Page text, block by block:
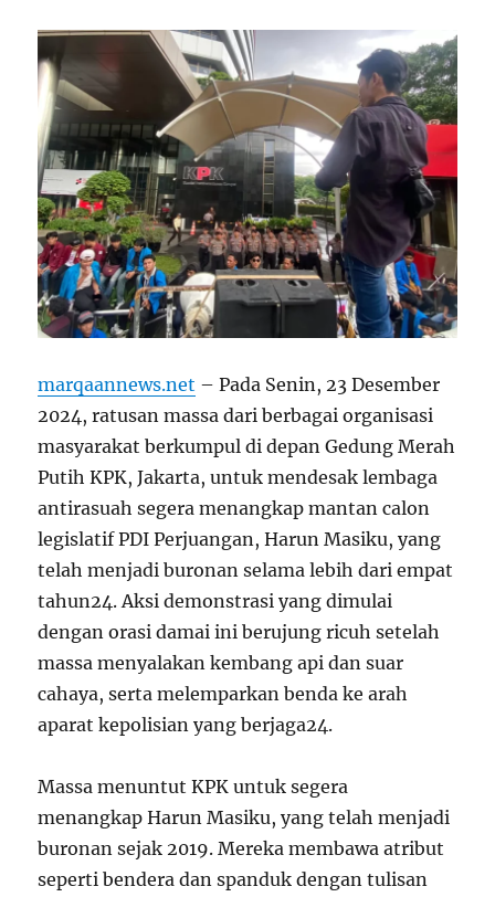
marqaannews.net – Pada Senin, 23 Desember
2024, ratusan massa dari berbagai organisasi
masyarakat berkumpul di depan Gedung Merah
Putih KPK, Jakarta, untuk mendesak lembaga
antirasuah segera menangkap mantan calon
legislatif PDI Perjuangan, Harun Masiku, yang
telah menjadi buronan selama lebih dari empat
tahun24. Aksi demonstrasi yang dimulai
dengan orasi damai ini berujung ricuh setelah
massa menyalakan kembang api dan suar
cahaya, serta melemparkan benda ke arah
aparat kepolisian yang berjaga24.
Massa menuntut KPK untuk segera
menangkap Harun Masiku, yang telah menjadi
buronan sejak 2019. Mereka membawa atribut
seperti bendera dan spanduk dengan tulisan